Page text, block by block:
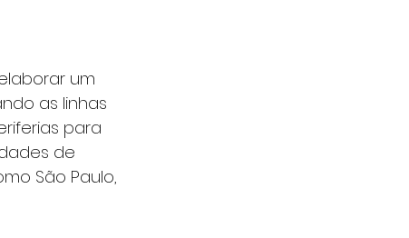
um
as linhas
para
de
São Paulo,